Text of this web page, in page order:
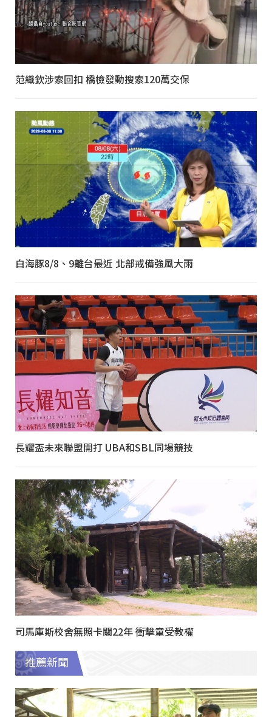
范織欽涉索回扣 橋檢發動搜索120萬交保
白海豚8/8、9離台最近 北部戒備強風大雨
長耀盃未來聯盟開打 UBA和SBL同場競技
司馬庫斯校舍無照卡關22年 衝擊童受教權
推薦新聞